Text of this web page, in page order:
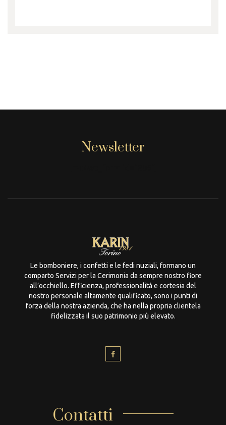
Newsletter
Le bomboniere, i confetti e le fedi nuziali, formano un
comparto Servizi per la Cerimonia da sempre nostro fiore
all’occhiello. Efficienza, professionalità e cortesia del
nostro personale altamente qualificato, sono i punti di
forza della nostra azienda, che ha nella propria clientela
fidelizzata il suo patrimonio più elevato.
Contatti